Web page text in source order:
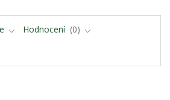
Hodnocení
0